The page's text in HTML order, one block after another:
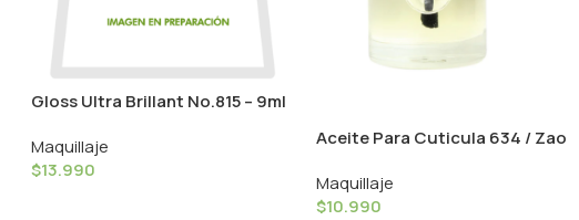
Gloss Ultra Brillant No.815 – 9ml
Maquillaje
$13.990
Aceite Para Cuticula 634 / Zao
Maquillaje
$10.990